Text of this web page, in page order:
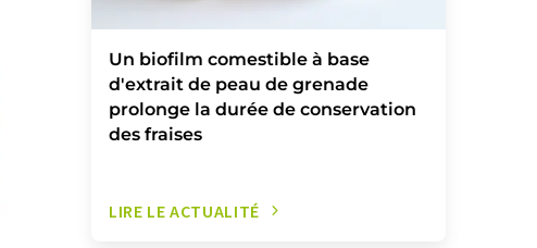
Un biofilm comestible à base
d'extrait de peau de grenade
prolonge la durée de conservation
des fraises
LIRE LE ACTUALITÉ